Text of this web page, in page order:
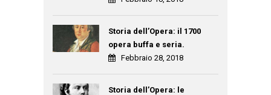
Storia dell’Opera: il 1700
opera buffa e seria.
Febbraio 28, 2018
Storia dell’Opera: le